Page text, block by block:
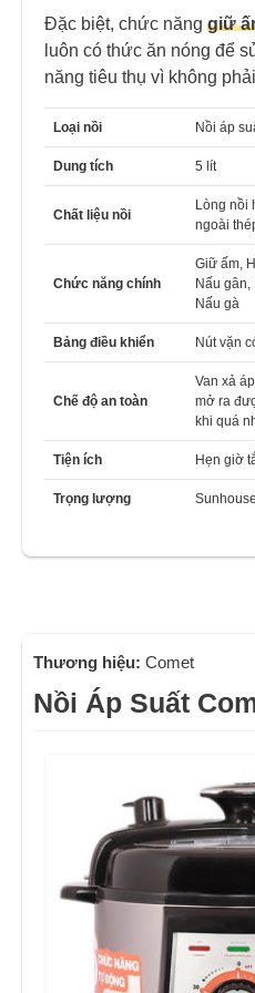
Đặc biệt, chức năng giữ
luôn có thức ăn nóng để
năng tiêu thụ vì không
Loại nồi Nồi áp
Dung tích 5 lít
Chất liệu nồi
Lòng nồi
ngoài
Chức năng chính
Giữ ấm,
Nấu gân,
Nấu gà
Bảng điều khiển Nút vặn
Chế độ an toàn
Van xả
mở ra
khi quá
Tiện ích Hẹn giờ
Trọng lượng Sunhouse
Thương hiệu: Comet
Nồi Áp Suất